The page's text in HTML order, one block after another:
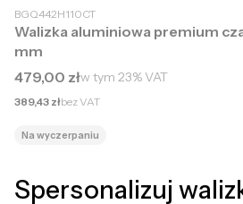
BGQ442H110CT
Walizka aluminiowa premium
mm
Cena brutto
479,00 złw tym 23%VAT
Cena netto
389,43 złbez VAT
Na wyczerpaniu
Spersonalizuj